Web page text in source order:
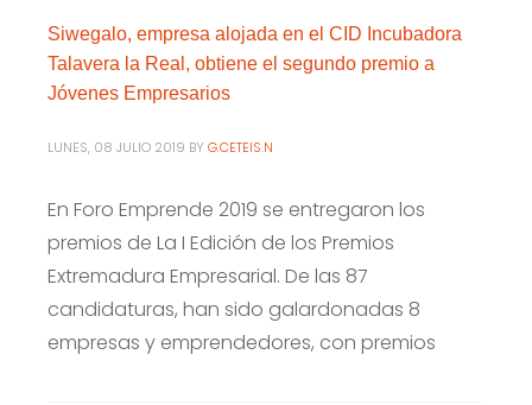
Siwegalo, empresa alojada en el CID Incubadora
Talavera la Real, obtiene el segundo premio a
Jóvenes Empresarios
LUNES, 08 JULIO 2019 BY G.CETEIS.N
En Foro Emprende 2019 se entregaron los
premios de La I Edición de los Premios
Extremadura Empresarial. De las 87
candidaturas, han sido galardonadas 8
empresas y emprendedores, con premios